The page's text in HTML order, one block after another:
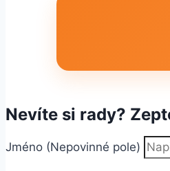
Nevíte si rady?
Jméno (Nepovinné pole)